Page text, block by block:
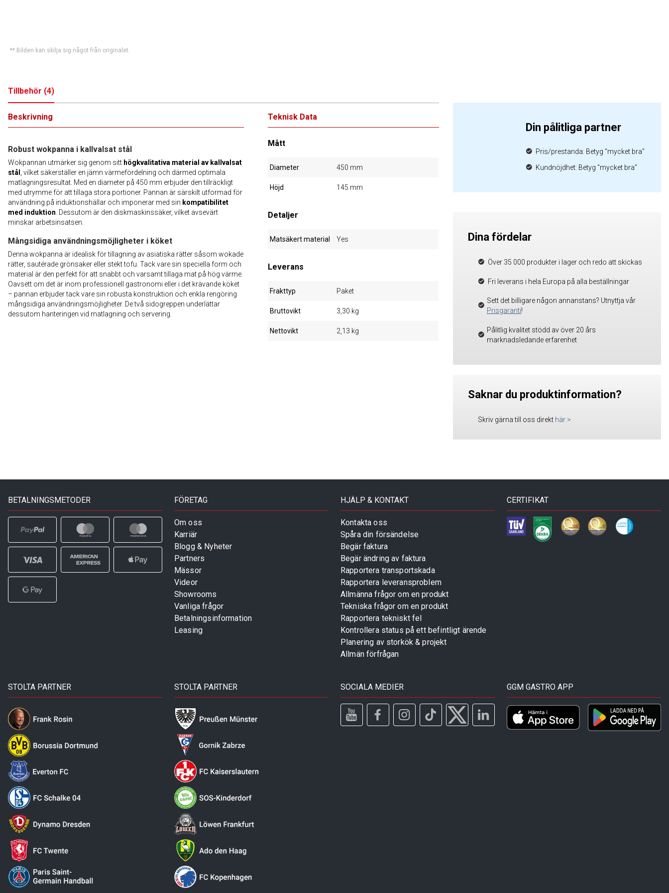
** Bilden kan skilja sig något från originalet.
Tillbehör (4)
Beskrivning
Robust wokpanna i kallvalsat stål
Wokpannan utmärker sig genom sitt högkvalitativa material av kallvalsat
stål
, vilket säkerställer en jämn värmefördelning och därmed optimala
matlagningsresultat. Med en diameter på 450 mm erbjuder den tillräckligt
med utrymme för att tillaga stora portioner. Pannan är särskilt utformad för
användning på induktionshällar och imponerar med sin kompatibilitet
med induktion . Dessutom är den diskmaskinssäker, vilket avsevärt
minskar arbetsinsatsen.
Mångsidiga användningsmöjligheter i köket
Denna wokpanna är idealisk för tillagning av asiatiska rätter såsom wokade
rätter, sautérade grönsaker eller stekt tofu. Tack vare sin speciella form och
material är den perfekt för att snabbt och varsamt tillaga mat på hög värme.
Oavsett om det är inom professionell gastronomi eller i det krävande köket
– pannan erbjuder tack vare sin robusta konstruktion och enkla rengöring
mångsidiga användningsmöjligheter. De två sidogreppen underlättar
dessutom hanteringen vid matlagning och servering.
Teknisk Data
Mått
Diameter 450 mm
Höjd 145 mm
Detaljer
Matsäkert material Yes
Leverans
Frakttyp Paket
Bruttovikt 3,30 kg
Nettovikt 2,13 kg
Din pålitliga partner
Pris/prestanda: Betyg "mycket bra"
Kundnöjdhet: Betyg "mycket bra"
Dina fördelar
Över 35 000 produkter i lager och redo att skickas
Fri leverans i hela Europa på alla beställningar
Sett det billigare någon annanstans? Utnyttja vår
Prisgaranti!
Pålitlig kvalitet stödd av över 20 års
marknadsledande erfarenhet
Saknar du produktinformation?
Skriv gärna till oss direkt här >
BETALNINGSMETODER FÖRETAG
Om oss
Karriär
Blogg & Nyheter
Partners
Mässor
Videor
Showrooms
Vanliga frågor
Betalningsinformation
Leasing
HJÄLP & KONTAKT
Kontakta oss
Spåra din försändelse
Begär faktura
Begär ändring av faktura
Rapportera transportskada
Rapportera leveransproblem
Allmänna frågor om en produkt
Tekniska frågor om en produkt
Rapportera tekniskt fel
Kontrollera status på ett befintligt ärende
Planering av storkök & projekt
Allmän förfrågan
CERTIFIKAT
STOLTA PARTNER STOLTA PARTNER SOCIALA MEDIER GGM GASTRO APP